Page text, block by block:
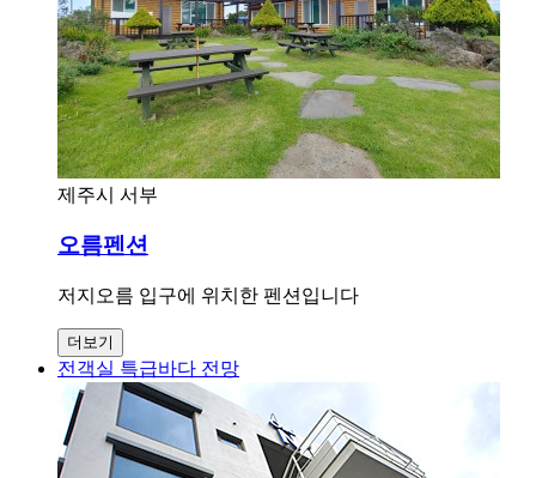
제주시 서부
오름펜션
저지오름 입구에 위치한 펜션입니다
더보기
전객실 특급바다 전망